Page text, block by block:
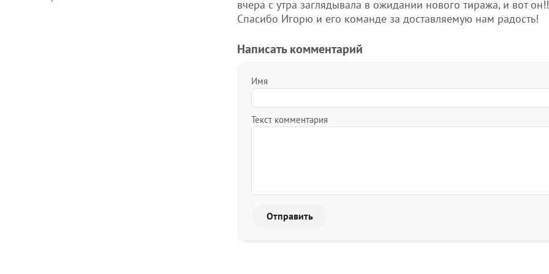
вчера с утра заглядывала в ожидании нового тиража, и вот
Спасибо Игорю и его команде за доставляемую нам радость!
Написать комментарий
Имя
Текст комментария